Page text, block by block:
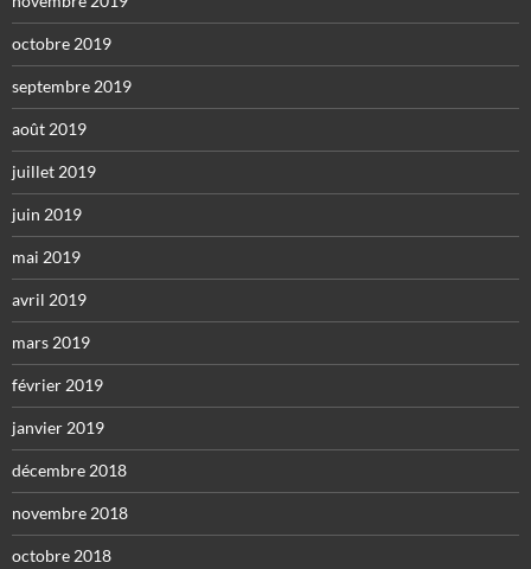
octobre 2019
septembre 2019
août 2019
juillet 2019
juin 2019
mai 2019
avril 2019
mars 2019
février 2019
janvier 2019
décembre 2018
novembre 2018
octobre 2018